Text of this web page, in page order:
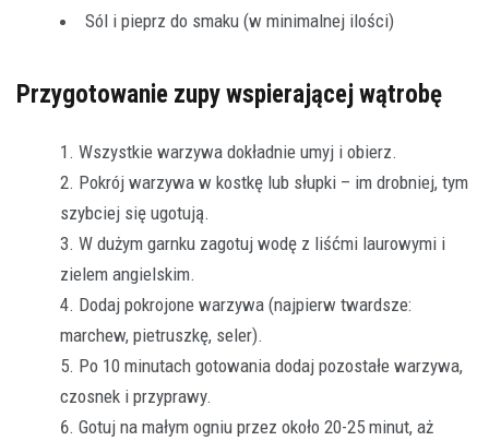
Sól i pieprz do smaku (w minimalnej ilości)
Przygotowanie zupy wspierającej wątrobę
Wszystkie warzywa dokładnie umyj i obierz.
Pokrój warzywa w kostkę lub słupki – im drobniej, tym
szybciej się ugotują.
W dużym garnku zagotuj wodę z liśćmi laurowymi i
zielem angielskim.
Dodaj pokrojone warzywa (najpierw twardsze:
marchew, pietruszkę, seler).
Po 10 minutach gotowania dodaj pozostałe warzywa,
czosnek i przyprawy.
Gotuj na małym ogniu przez około 20-25 minut, aż